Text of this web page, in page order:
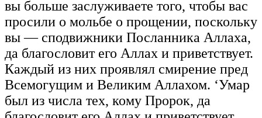
вы больше заслуживаете того, чтобы вас
просили о мольбе о прощении, поскольку
вы — сподвижники Посланника Аллаха,
да благословит его Аллах и приветствует.
Каждый из них проявлял смирение пред
Всемогущим и Великим Аллахом. ‘Умар
был из числа тех, кому Пророк, да